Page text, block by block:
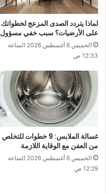
لماذا يتردد الصدى المزعج لخطواتك
على الأرضيات؟ سبب خفي مسؤول
الخميس 6 أغسطس 2026 الساعة
12:33 ص
غسالة الملابس: 9 خطوات للتخلص
من العفن مع الوقاية اللازمة
الخميس 6 أغسطس 2026 الساعة
12:29 ص